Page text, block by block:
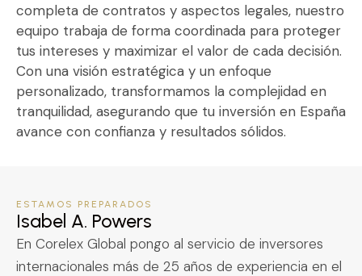
completa de contratos y aspectos legales, nuestro
equipo trabaja de forma coordinada para proteger
tus intereses y maximizar el valor de cada decisión.
Con una visión estratégica y un enfoque
personalizado, transformamos la complejidad en
tranquilidad, asegurando que tu inversión en España
avance con confianza y resultados sólidos.
ESTAMOS PREPARADOS
Isabel A. Powers
En Corelex Global pongo al servicio de inversores
internacionales más de 25 años de experiencia en el